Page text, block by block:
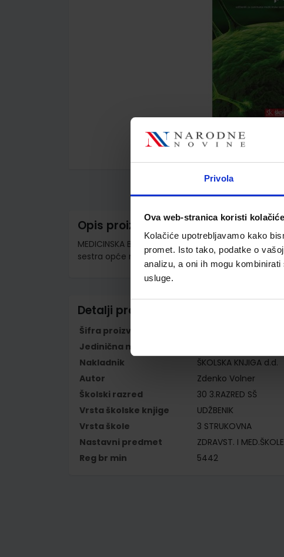
Privola
Ova web-stranica koristi kolačiće
Kolačiće upotrebljavamo kako
promet. Isto tako, podatke o
analizu, a oni ih mogu
usluge.
gallery
Opis proizvoda
MEDICINSKA BAKTERIOLOGIJA, VIROLOGIJA I
sestra opće njege/medicinski tehničar opće
Detalji proizvoda
Šifra proizvoda
Jedinična mjera
Nakladnik
ŠKOLSKA KNJIGA d.d.
Autor
Zdenko Volner
Školski razred
30 3.RAZRED SŠ
Vrsta školske knjige
UDŽBENIK
Vrsta škole
3 STRUKOVNA
Nastavni predmet
ZDRAVST. I MED.ŠKOLE
Reg br min
5442